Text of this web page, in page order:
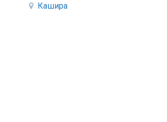
Кашира